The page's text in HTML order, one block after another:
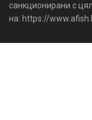
санкционирани с
на: https://